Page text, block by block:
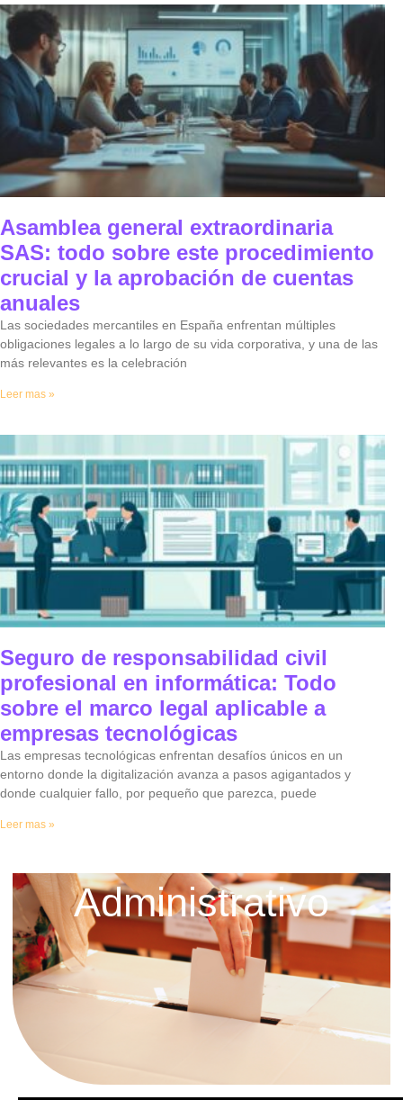
Asamblea general extraordinaria
SAS: todo sobre este procedimiento
crucial y la aprobación de cuentas
anuales
Las sociedades mercantiles en España enfrentan múltiples
obligaciones legales a lo largo de su vida corporativa, y una de las
más relevantes es la celebración
Leer mas »
Seguro de responsabilidad civil
profesional en informática: Todo
sobre el marco legal aplicable a
empresas tecnológicas
Las empresas tecnológicas enfrentan desafíos únicos en un
entorno donde la digitalización avanza a pasos agigantados y
donde cualquier fallo, por pequeño que parezca, puede
Leer mas »
Administrativo